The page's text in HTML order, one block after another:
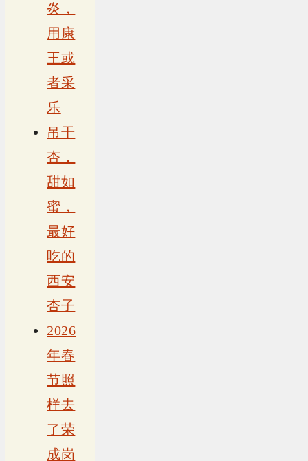
炎，
用康
王或
者采
乐
吊干
杏，
甜如
蜜，
最好
吃的
西安
杏子
2026
年春
节照
样去
了荣
成岗